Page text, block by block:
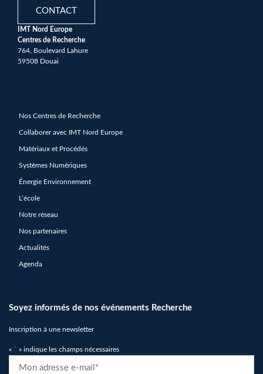
CONTACT
IMT Nord Europe
Centres de Recherche
764, Boulevard Lahure
59508 Douai
Nos Centres de Recherche
Collaborer avec IMT Nord Europe
Matériaux et Procédés
Systèmes Numériques
Énergie Environnement
L’école
Notre réseau
Nos partenaires
Actualités
Agenda
Soyez informés de nos événements Recherche
Inscription à une newsletter
« * » indique les champs nécessaires